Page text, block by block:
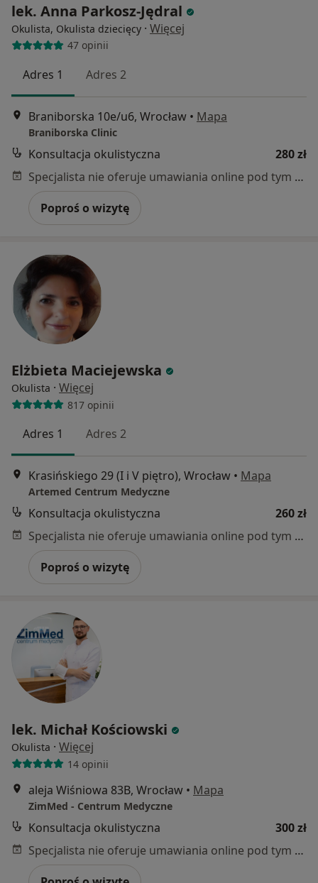
lek. Anna Parkosz-Jędral
Okulista, Okulista dziecięcy · Więcej
47 opinii
Adres 1 Adres 2
Braniborska 10e/u6, Wrocław • Mapa
Braniborska Clinic
Konsultacja okulistyczna
280 zł
Specjalista nie oferuje umawiania online pod tym adresem.
Poproś o wizytę
Elżbieta Maciejewska
Okulista · Więcej
817 opinii
Adres 1 Adres 2
Krasińskiego 29 (I i V piętro), Wrocław • Mapa
Artemed Centrum Medyczne
Konsultacja okulistyczna
260 zł
Specjalista nie oferuje umawiania online pod tym adresem.
Poproś o wizytę
lek. Michał Kościowski
Okulista · Więcej
14 opinii
aleja Wiśniowa 83B, Wrocław • Mapa
ZimMed - Centrum Medyczne
Konsultacja okulistyczna
300 zł
Specjalista nie oferuje umawiania online pod tym adresem.